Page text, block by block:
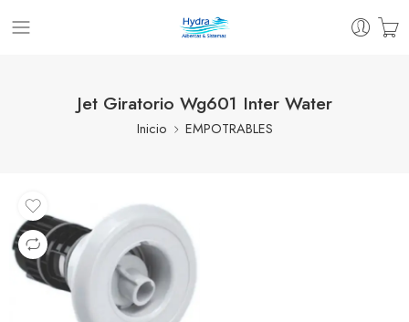
Jet Giratorio Wg601 Inter Water
Inicio EMPOTRABLES